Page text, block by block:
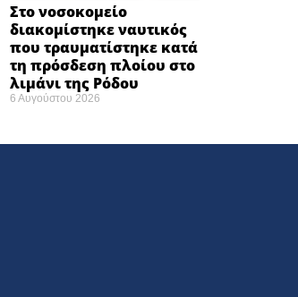
Στο νοσοκομείο
διακομίστηκε ναυτικός
που τραυματίστηκε κατά
τη πρόσδεση πλοίου στο
λιμάνι της Ρόδου
6 Αυγούστου 2026